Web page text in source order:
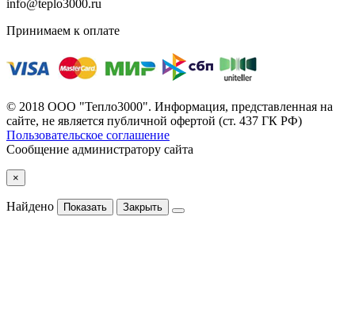
info@teplo3000.ru
Принимаем к оплате
© 2018 ООО "Тепло3000". Информация, представленная на
сайте, не является публичной офертой (ст. 437 ГК РФ)
Пользовательское соглашение
Сообщение администратору сайта
×
Найдено Показать Закрыть